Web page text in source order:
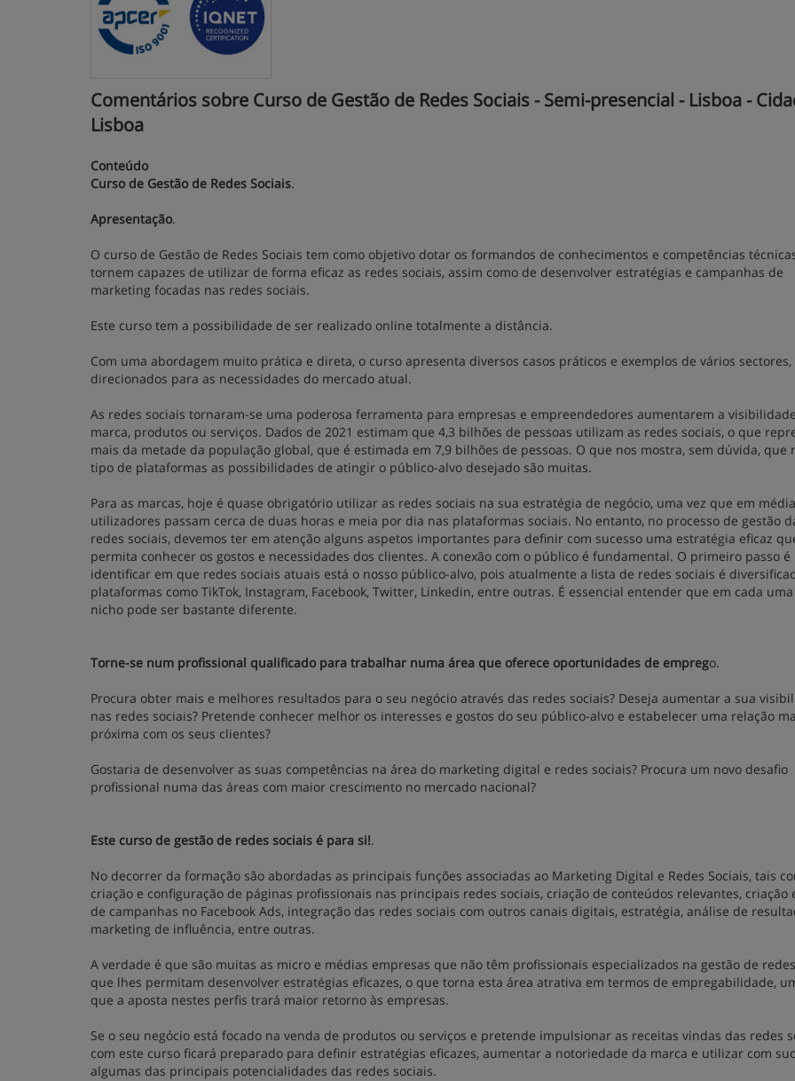
Comentários sobre Curso de Gestão de Redes Sociais - Semi-presencial - Lisboa -
Lisboa
Conteúdo
Curso de Gestão de Redes Sociais.
Apresentação.
O curso de Gestão de Redes Sociais tem como objetivo dotar os formandos de conhecimentos e competências
tornem capazes de utilizar de forma eficaz as redes sociais, assim como de desenvolver estratégias e campanhas de
marketing focadas nas redes sociais.
Este curso tem a possibilidade de ser realizado online totalmente a distância.
Com uma abordagem muito prática e direta, o curso apresenta diversos casos práticos e exemplos de vários
direcionados para as necessidades do mercado atual.
As redes sociais tornaram-se uma poderosa ferramenta para empresas e empreendedores aumentarem a
marca, produtos ou serviços. Dados de 2021 estimam que 4,3 bilhões de pessoas utilizam as redes sociais, o que
mais da metade da população global, que é estimada em 7,9 bilhões de pessoas. O que nos mostra, sem dúvida, que
tipo de plataformas as possibilidades de atingir o público-alvo desejado são muitas.
Para as marcas, hoje é quase obrigatório utilizar as redes sociais na sua estratégia de negócio, uma vez que em
utilizadores passam cerca de duas horas e meia por dia nas plataformas sociais. No entanto, no processo de gestão
redes sociais, devemos ter em atenção alguns aspetos importantes para definir com sucesso uma estratégia eficaz
permita conhecer os gostos e necessidades dos clientes. A conexão com o público é fundamental. O primeiro passo é
identificar em que redes sociais atuais está o nosso público-alvo, pois atualmente a lista de redes sociais é
plataformas como TikTok, Instagram, Facebook, Twitter, Linkedin, entre outras. É essencial entender que em cada
nicho pode ser bastante diferente.
Torne-se num profissional qualificado para trabalhar numa área que oferece oportunidades de emprego.
Procura obter mais e melhores resultados para o seu negócio através das redes sociais? Deseja aumentar a sua
nas redes sociais? Pretende conhecer melhor os interesses e gostos do seu público-alvo e estabelecer uma relação
próxima com os seus clientes?
Gostaria de desenvolver as suas competências na área do marketing digital e redes sociais? Procura um novo desafio
profissional numa das áreas com maior crescimento no mercado nacional?
Este curso de gestão de redes sociais é para si!.
No decorrer da formação são abordadas as principais funções associadas ao Marketing Digital e Redes Sociais, tais
criação e configuração de páginas profissionais nas principais redes sociais, criação de conteúdos relevantes, criação
de campanhas no Facebook Ads, integração das redes sociais com outros canais digitais, estratégia, análise de
marketing de influência, entre outras.
A verdade é que são muitas as micro e médias empresas que não têm profissionais especializados na gestão de
que lhes permitam desenvolver estratégias eficazes, o que torna esta área atrativa em termos de empregabilidade,
que a aposta nestes perfis trará maior retorno às empresas.
Se o seu negócio está focado na venda de produtos ou serviços e pretende impulsionar as receitas vindas das redes
com este curso ficará preparado para definir estratégias eficazes, aumentar a notoriedade da marca e utilizar com
algumas das principais potencialidades das redes sociais.